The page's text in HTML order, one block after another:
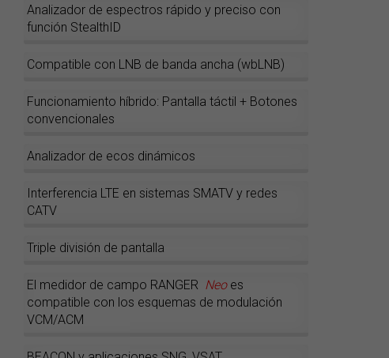
Analizador de espectros rápido y preciso con
función StealthID
Compatible con LNB de banda ancha (wbLNB)
Funcionamiento híbrido: Pantalla táctil + Botones
convencionales
Analizador de ecos dinámicos
Interferencia LTE en sistemas SMATV y redes
CATV
Triple división de pantalla
El medidor de campo RANGER Neoes
compatible con los esquemas de modulación
VCM/ACM